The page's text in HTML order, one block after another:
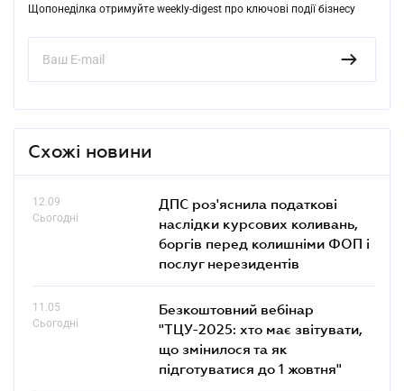
Щопонеділка отримуйте weekly-digest про ключові події бізнесу
Схожі новини
12.09
Сьогодні
ДПС роз'яснила податкові
наслідки курсових коливань,
боргів перед колишніми ФОП і
послуг нерезидентів
11.05
Сьогодні
Безкоштовний вебінар
"ТЦУ-2025: хто має звітувати,
що змінилося та як
підготуватися до 1 жовтня"